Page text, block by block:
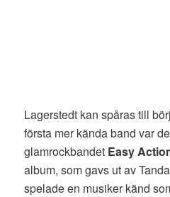
Lagerstedt kan spåras till
första mer kända band var
glamrockbandet Easy
album, som gavs ut av
spelade en musiker känd